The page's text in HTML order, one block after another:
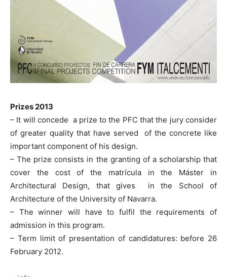
Prizes 2013
– It will concede a prize to the PFC that the jury consider
of greater quality that have served of the concrete like
important component of his design.
– The prize consists in the granting of a scholarship that
cover the cost of the matrícula in the Máster in
Architectural Design, that gives in the School of
Architecture of the University of Navarra.
– The winner will have to fulfil the requirements of
admission in this program.
– Term limit of presentation of candidatures: before 26
February 2012.